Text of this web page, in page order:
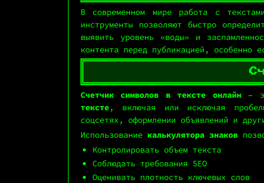
В современном мире работа с
инструменты позволяют быстро
выявить уровень «воды» и
контента перед публикацией, особенно
Счетчик символов в тексте онлайн–
тексте, включая или исключая
соцсетях, оформлении объявлений и
Использование калькулятора знаков
Контролировать объем текста
Соблюдать требования SEO
Оценивать плотность ключевых слов